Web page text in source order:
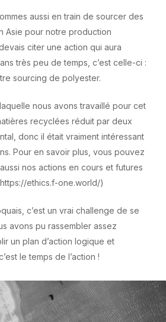
aussi en train de sourcer des
Asie pour notre production
citer une action qui aura
très peu de temps, c’est celle-ci :
sourcing de polyester.
nous avons travaillé pour cet
recyclées réduit par deux
donc il était vraiment intéressant
Pour en savoir plus, vous pouvez
nos actions en cours et futures
ethics.f-one.world/)
c’est un vrai challenge de se
avons pu rassembler assez
un plan d’action logique et
le temps de l’action !